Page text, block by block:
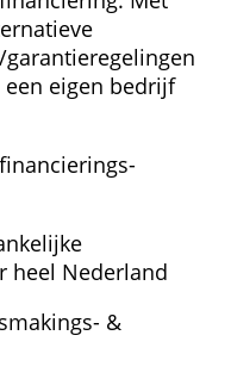
eigen bedrijf
heel Nederland
&